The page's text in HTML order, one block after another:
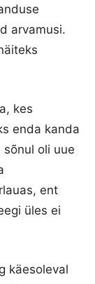
arvamusi.
kes
enda kanda
oli uue
ent
üles ei
käesoleval